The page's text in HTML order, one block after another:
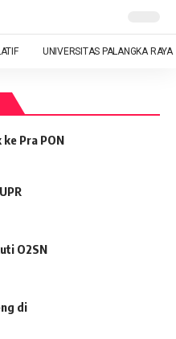
UNIVERSITAS PALANGKA RAYA
Pra PON
O2SN
di